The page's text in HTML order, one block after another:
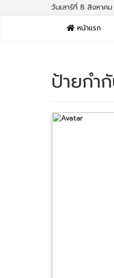
วันเสาร์ที่ 8 สิงหาค
หน้าแรก
ป้ายกำ